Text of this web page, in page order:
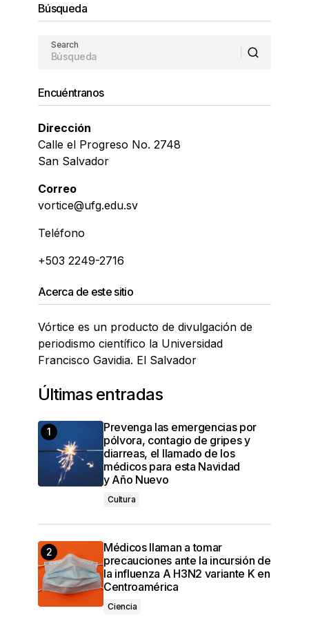
Búsqueda
Search
Encuéntranos
Dirección
Calle el Progreso No. 2748
San Salvador
Correo
vortice@ufg.edu.sv
Teléfono
+503 2249-2716
Acerca de este sitio
Vórtice es un producto de divulgación de
periodismo científico la Universidad
Francisco Gavidia. El Salvador
Últimas entradas
Prevenga las emergencias por
pólvora, contagio de gripes y
diarreas, el llamado de los
médicos para esta Navidad
y Año Nuevo
Cultura
Médicos llaman a tomar
precauciones ante la incursión de
la influenza A H3N2 variante K en
Centroamérica
Ciencia